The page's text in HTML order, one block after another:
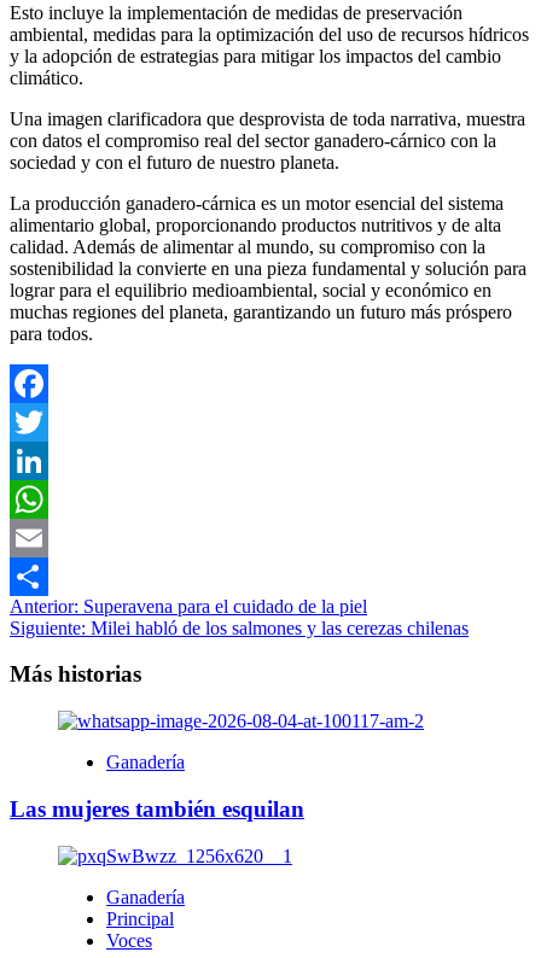
Esto incluye la implementación de medidas de preservación
ambiental, medidas para la optimización del uso de recursos hídricos
y la adopción de estrategias para mitigar los impactos del cambio
climático.
Una imagen clarificadora que desprovista de toda narrativa, muestra
con datos el compromiso real del sector ganadero-cárnico con la
sociedad y con el futuro de nuestro planeta.
La producción ganadero-cárnica es un motor esencial del sistema
alimentario global, proporcionando productos nutritivos y de alta
calidad. Además de alimentar al mundo, su compromiso con la
sostenibilidad la convierte en una pieza fundamental y solución para
lograr para el equilibrio medioambiental, social y económico en
muchas regiones del planeta, garantizando un futuro más próspero
para todos.
Facebook
Twitter
LinkedIn
WhatsApp
Email
Compartir
Navegación
de
entradas
Anterior: Superavena para el cuidado de la piel
Siguiente: Milei habló de los salmones y las cerezas chilenas
Más historias
Ganadería
Las mujeres también esquilan
Ganadería
Principal
Voces